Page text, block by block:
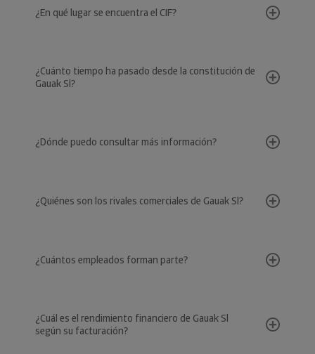
¿En qué lugar se encuentra el CIF?
¿Cuánto tiempo ha pasado desde la constitución de
Gauak Sl?
¿Dónde puedo consultar más información?
¿Quiénes son los rivales comerciales de Gauak Sl?
¿Cuántos empleados forman parte?
¿Cuál es el rendimiento financiero de Gauak Sl
según su facturación?